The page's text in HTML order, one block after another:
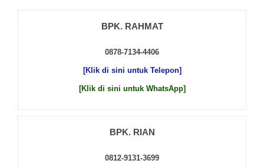
BPK. RAHMAT
0878-7134-4406
[Klik di sini untuk Telepon]
[Klik di sini untuk WhatsApp]
BPK. RIAN
0812-9131-3699